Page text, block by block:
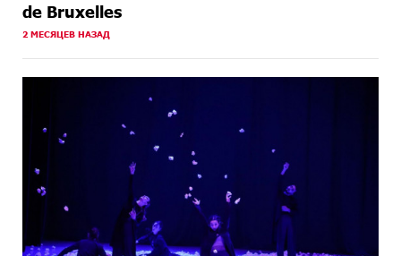
de Bruxelles
2 МЕСЯЦЕВ НАЗАД